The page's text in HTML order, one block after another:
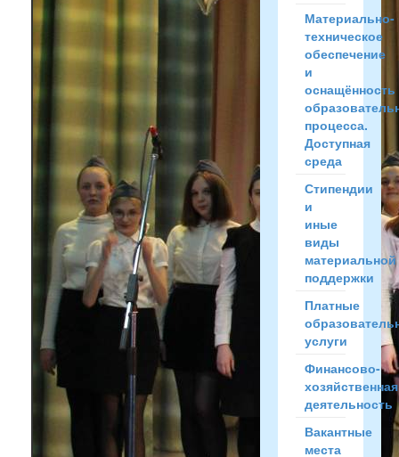
Материально-
техническое
обеспечение
и
оснащённость
процесса.
Доступная
среда
Стипендии
и
иные
виды
материальной
поддержки
Платные
услуги
Финансово-
хозяйственная
деятельность
Вакантные
места